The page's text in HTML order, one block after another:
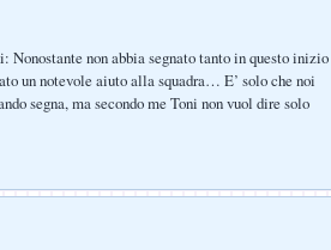
Nonostante non abbia segnato tanto in questo inizio
un notevole aiuto alla squadra… E’ solo che noi
segna, ma secondo me Toni non vuol dire solo